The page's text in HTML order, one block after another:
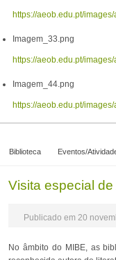
https://aeob.edu.pt/
Imagem_33.png
https://aeob.edu.pt/
Imagem_44.png
https://aeob.edu.pt/
Biblioteca Eventos/
Visita especial
Publicado em 20
No âmbito do MIBE, as